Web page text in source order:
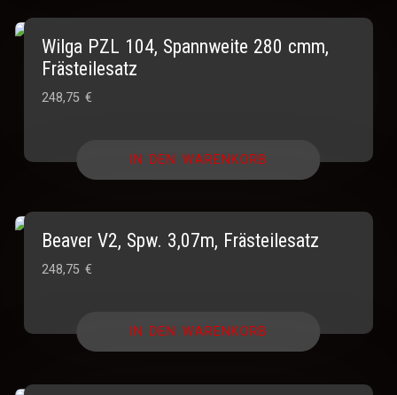
Wilga PZL 104, Spannweite 280 cmm,
Frästeilesatz
248,75€
IN DEN WARENKORB
Beaver V2, Spw. 3,07m, Frästeilesatz
248,75€
IN DEN WARENKORB